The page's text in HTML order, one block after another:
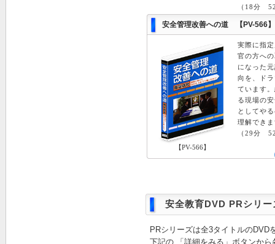
（18分
安全管理改善への道 【PV-566】
【PV-566】
実際に指
官の方へ
になった
向を、ド
ています
る現場の
としてや
理解でき
（29分
安全教育DVD PRシリー
PRシリーズは全3タイトルのDVD
下記の 「詳細をみる」ボタンか